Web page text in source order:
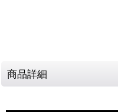
商品詳細